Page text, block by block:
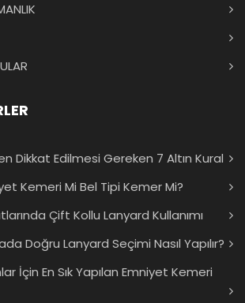
Dikkat Edilmesi Gereken 7 Altın Kural
Kemeri Mi Bel Tipi Kemer Mi?
Çift Kollu Lanyard Kullanımı
Doğru Lanyard Seçimi Nasıl Yapılır?
İçin En Sık Yapılan Emniyet Kemeri